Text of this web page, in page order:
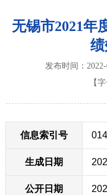
无锡市2021年
发布时间：
【
信息索引号
生成日期
公开日期